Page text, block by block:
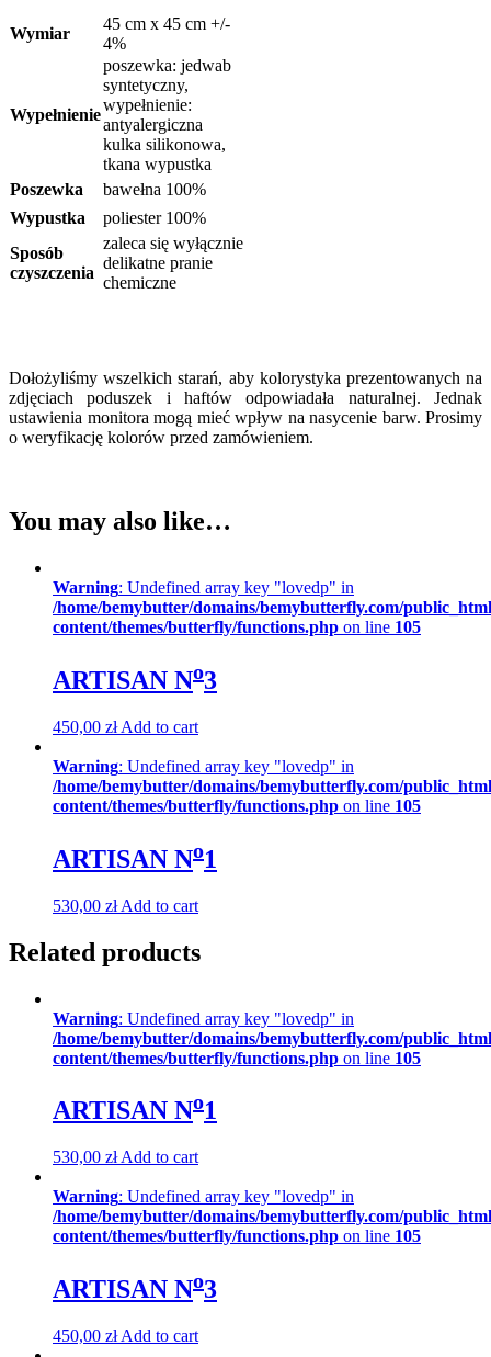
Wymiar
45 cm x 45 cm +/-
4%
Wypełnienie
poszewka: jedwab
syntetyczny,
wypełnienie:
antyalergiczna
kulka silikonowa,
tkana wypustka
Poszewka
bawełna 100%
Wypustka
poliester 100%
Sposób
czyszczenia
zaleca się wyłącznie
delikatne pranie
chemiczne
Dołożyliśmy wszelkich starań, aby kolorystyka prezentowanych na
zdjęciach poduszek i haftów odpowiadała naturalnej. Jednak
ustawienia monitora mogą mieć wpływ na nasycenie barw. Prosimy
o weryfikację kolorów przed zamówieniem.
You may also like…
Warning: Undefined array key "lovedp" in
/home/bemybutter/domains/bemybutterfly.com/
content/themes/butterfly/functions.php on line 105
ARTISAN No3
450,00 zł Add to cart
Warning: Undefined array key "lovedp" in
/home/bemybutter/domains/bemybutterfly.com/
content/themes/butterfly/functions.php on line 105
ARTISAN No1
530,00 zł Add to cart
Related products
Warning: Undefined array key "lovedp" in
/home/bemybutter/domains/bemybutterfly.com/
content/themes/butterfly/functions.php on line 105
ARTISAN No1
530,00 zł Add to cart
Warning: Undefined array key "lovedp" in
/home/bemybutter/domains/bemybutterfly.com/
content/themes/butterfly/functions.php on line 105
ARTISAN No3
450,00 zł Add to cart